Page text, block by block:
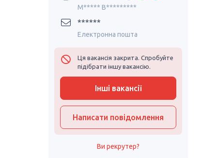
M***** B*********
******
Електронна пошта
Ця вакансія закрита. Спробуйте
підібрати іншу вакансію.
Інші вакансії
Написати повідомлення
Ви рекрутер?